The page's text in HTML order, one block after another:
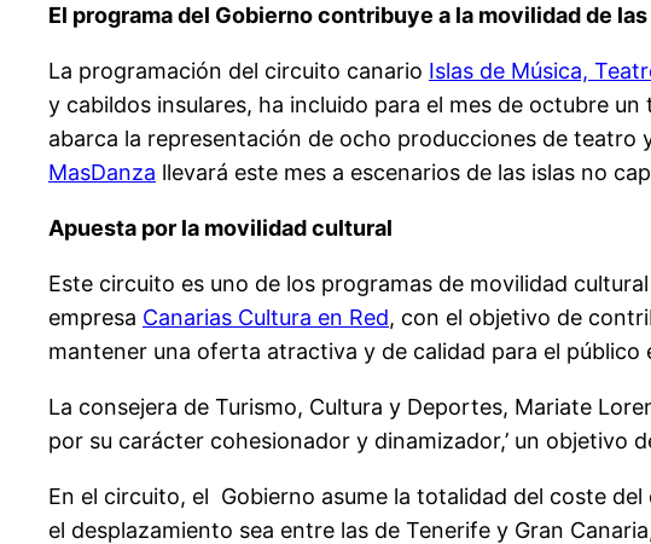
El programa del Gobierno contribuye a la movilidad de
La programación del circuito canario Islas de Música,
y cabildos insulares, ha incluido para el mes de octubre
abarca la representación de ocho producciones de teatro
MasDanza llevará este mes a escenarios de las islas no
Apuesta por la movilidad cultural
Este circuito es uno de los programas de movilidad
empresa Canarias Cultura en Red, con el objetivo de
mantener una oferta atractiva y de calidad para el público
La consejera de Turismo, Cultura y Deportes, Mariate
por su carácter cohesionador y dinamizador,’ un
En el circuito, el Gobierno asume la totalidad del coste
el desplazamiento sea entre las de Tenerife y Gran